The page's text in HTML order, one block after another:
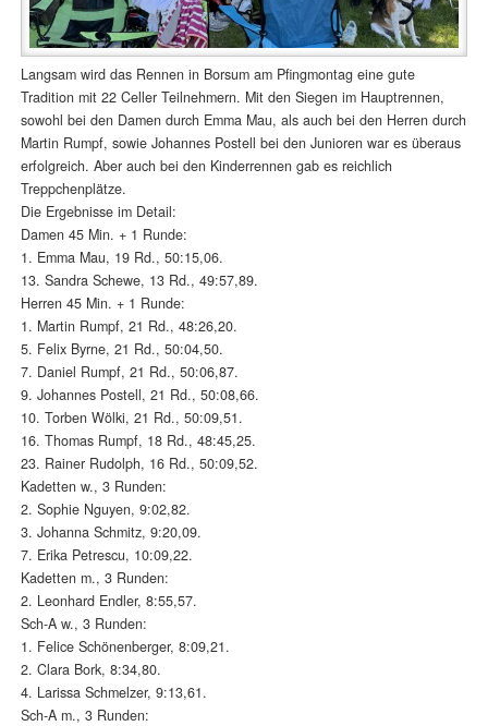
Langsam wird das Rennen in Borsum am Pfingmontag eine gute
Tradition mit 22 Celler Teilnehmern. Mit den Siegen im Hauptrennen,
sowohl bei den Damen durch Emma Mau, als auch bei den Herren durch
Martin Rumpf, sowie Johannes Postell bei den Junioren war es überaus
erfolgreich. Aber auch bei den Kinderrennen gab es reichlich
Treppchenplätze.
Die Ergebnisse im Detail:
Damen 45 Min. + 1 Runde:
1. Emma Mau, 19 Rd., 50:15,06.
13. Sandra Schewe, 13 Rd., 49:57,89.
Herren 45 Min. + 1 Runde:
1. Martin Rumpf, 21 Rd., 48:26,20.
5. Felix Byrne, 21 Rd., 50:04,50.
7. Daniel Rumpf, 21 Rd., 50:06,87.
9. Johannes Postell, 21 Rd., 50:08,66.
10. Torben Wölki, 21 Rd., 50:09,51.
16. Thomas Rumpf, 18 Rd., 48:45,25.
23. Rainer Rudolph, 16 Rd., 50:09,52.
Kadetten w., 3 Runden:
2. Sophie Nguyen, 9:02,82.
3. Johanna Schmitz, 9:20,09.
7. Erika Petrescu, 10:09,22.
Kadetten m., 3 Runden:
2. Leonhard Endler, 8:55,57.
Sch-A w., 3 Runden:
1. Felice Schönenberger, 8:09,21.
2. Clara Bork, 8:34,80.
4. Larissa Schmelzer, 9:13,61.
Sch-A m., 3 Runden: